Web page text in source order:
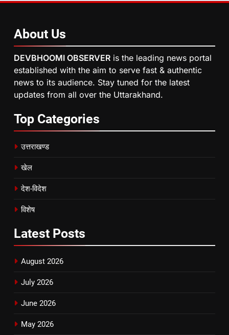
About Us
DEVBHOOMI OBSERVER is the leading news portal
established with the aim to serve fast & authentic
news to its audience. Stay tuned for the latest
updates from all over the Uttarakhand.
Top Categories
उत्तराखण्ड
खेल
देश-विदेश
विशेष
Latest Posts
August 2026
July 2026
June 2026
May 2026